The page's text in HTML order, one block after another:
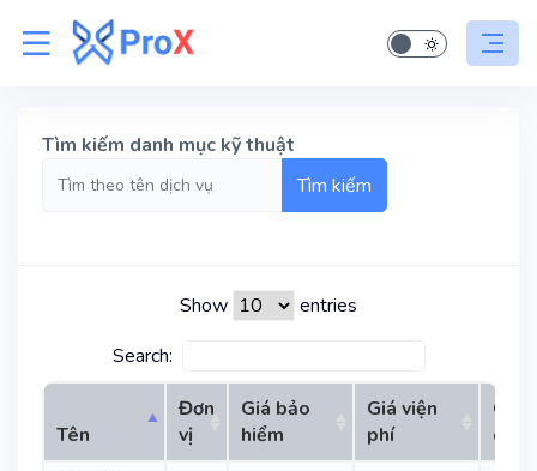
Tìm kiếm danh mục kỹ thuật
Tìm kiếm
Show
entries
Search:
Tên
Đơn
vị
Giá bảo
hiểm
Giá viện
phí
Giá
cầu